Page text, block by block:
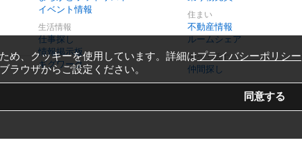
イベント情報
生活情報
仕事探し
情報掲示板
ギグワーク
住まい
不動産情報
ルームシェア
会う・話す
仲間探し
め、クッキーを使用しています。詳細はプライバシーポリシー
ラウザからご設定ください。